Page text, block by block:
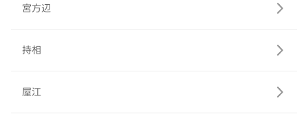
宮方辺
持相
屋江